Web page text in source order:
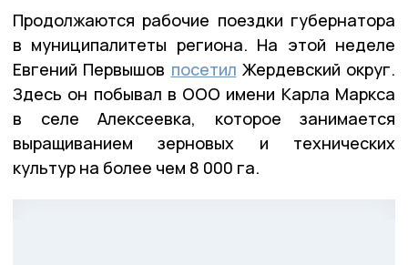
Продолжаются рабочие поездки губернатора
в муниципалитеты региона. На этой неделе
Евгений Первышов посетил Жердевский округ.
Здесь он побывал в ООО имени Карла Маркса
в селе Алексеевка, которое занимается
выращиванием зерновых и технических
культур на более чем 8 000 га.